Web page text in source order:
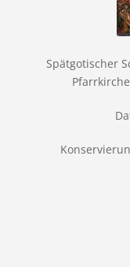
Spätgotischer